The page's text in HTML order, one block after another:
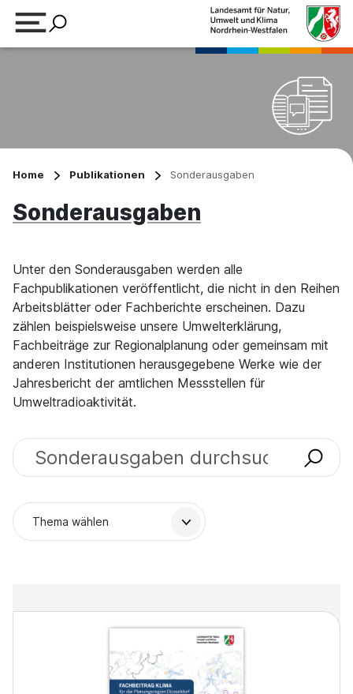
Home Publikationen Sonderausgaben
Sonderausgaben
Unter den Sonderausgaben werden alle
Fachpublikationen veröffentlicht, die nicht in den Reihen
Arbeitsblätter oder Fachberichte erscheinen. Dazu
zählen beispielsweise unsere Umwelterklärung,
Fachbeiträge zur Regionalplanung oder gemeinsam mit
anderen Institutionen herausgegebene Werke wie der
Jahresbericht der amtlichen Messstellen für
Umweltradioaktivität.
Ausgaben finden